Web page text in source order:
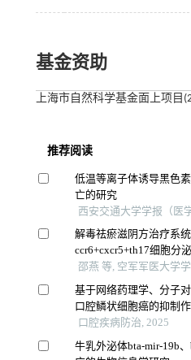
基金资助
上海市自然科学基金面上项目